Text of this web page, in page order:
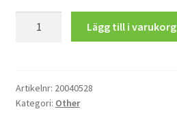
will
mängd
Lägg till i varukorg
Artikelnr: 20040528
Kategori: Other